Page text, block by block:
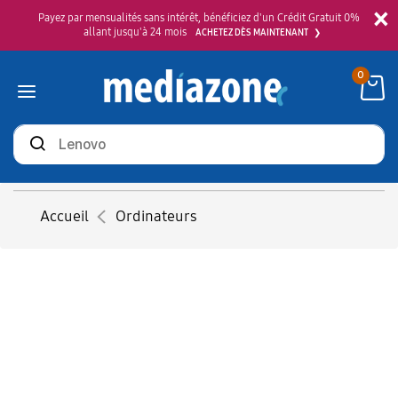
×
Payez par mensualités sans intérêt, bénéficiez d'un Crédit Gratuit 0%
allant jusqu'à 24 mois
ACHETEZ DÈS MAINTENANT
Rechercher
des
produits
0
Accueil Ordinateurs